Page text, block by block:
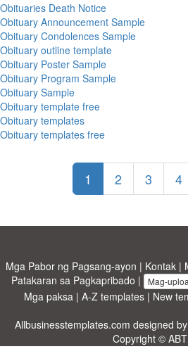
Obituaries Death Notice
Obituary Announcement Sample
Obituary Condolences Sample
Obituary outline template
Obituary Poster Sample
Obituary Program Sample
Obituary Sample
Obituary template free
Obituary templates
Obituary templates free
1 2 3 4
Mga Pabor ng Pagsang-ayon | Kontak |
Patakaran sa Pagkapribado | Mag-
Mga paksa| A-Z templates| New
Allbusinesstemplates.com designed by
Copyright ©